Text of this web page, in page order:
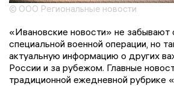
© ООО Региональные новости
«Ивановские новости» не забывают
специальной военной операции, но
актуальную информацию о других
России и за рубежом. Главные
традиционной ежедневной рубрике